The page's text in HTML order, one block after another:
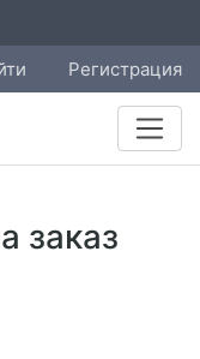
Регистрация
заказ